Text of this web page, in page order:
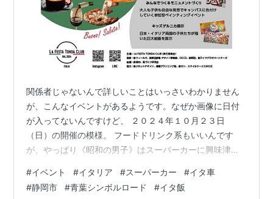
関係者じゃないんで詳しいことはいっさいわかりません
が、こんなイベントがあるようです。なぜか画像に日付
が入ってないんですけど、 ２０２４年１０月２３日
（日）の開催の模様。 フードドリンク系もいいんです
が、やっぱり《昭和の男子》はスーパーカーに興味津々
View this post on Instagram A post shared by La Festa
Tonda Club 2024 (@lafestatonda) www.instagram.com
#イベント #イタリア #スーパーカー #イタ車
#静岡市 #青葉シンボルロード #イタ飯